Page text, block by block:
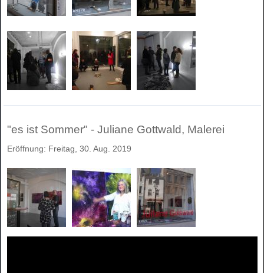
"es ist Sommer" - Juliane Gottwald, Malerei
Eröffnung: Freitag, 30. Aug. 2019